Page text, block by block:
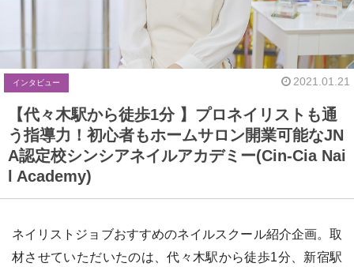
インタビュー 2021.01.21
【代々木駅から徒歩1分 】プロネイリストも通
う指導力！初心者もホームサロン開業可能なJN
A認定校シンシアネイルアカデミー(Cin-Cia Nai
l Academy)
ネイリストジョブおすすめのネイルスクール紹介企画。取
材させていただいたのは、代々木駅から徒歩1分、新宿駅